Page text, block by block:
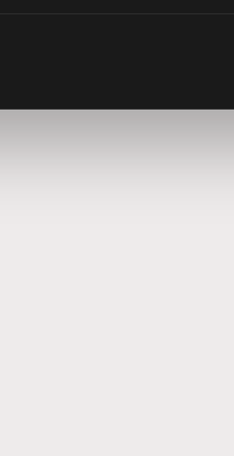
als broker